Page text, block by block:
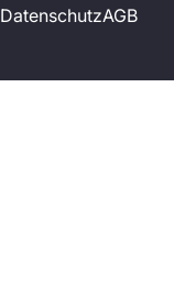
DatenschutzAGB